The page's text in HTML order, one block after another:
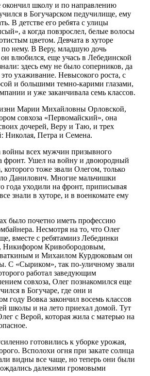
школу и по направлению
в Богучарском педучилище, ему
В детстве его ребята с улицы
а когда повзрослел, белые волосы
цветом. Девчата в хуторе
по нему. В Веру, младшую дочь
он влюбился, еще учась в Лебединской
здесь ему не было соперников, да
ухаживание. Невысокого роста, с
и большими темно-карими глазами,
и уже заканчивала семь классов.
Марии Михайловны Орловской,
совхоза «Первомайский», она
дочерей, Веру и Таю, и трех
Николая, Петра и Семена.
войны всех мужчин призывного
фронт. Ушел на войну и двоюродный
которого тоже звали Олегом, только
Данилович. Многие мальчишки
года уходили на фронт, приписывая
знали в хуторе, и в военкомате ему
было почетно иметь профессию
Несмотря на то, что Олег
вместе с ребятамииз Лебединки
Кривобородовым,
и Михаилом Курдюковым он
С «Сыриком», так по-уличному звали
работал заведующим
совхоза, Олег познакомился еще
в Богучаре, где они и
году Вовка закончил восемь классов
школы и на лето приехал домой. Тут
с Верой, которая жила с матерью на
готовились к уборке урожая,
Всполохи огня при закате солнца
видны все чаще, но теперь они были
далекими громовыми